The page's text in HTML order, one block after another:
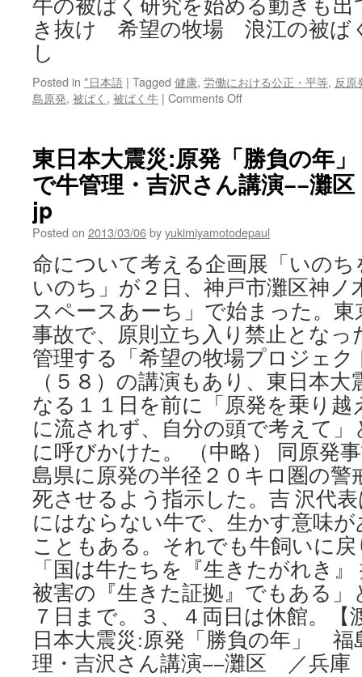
き抜け 希望の牧場 浪江の被ば
し
Posted in *日本語 | Tagged 健康, 労働における公正・平等, 反原
島原発, 被ばく , 被ばく牛 | Comments Offon
抜
け
希
望
場
浪
江
の
被
ば
く
牛
原
発
事
故
の
証
し
via
東
京
新
聞
東日本大震災:原発「勝負の年
で牛管理・吉沢さん講演−−灘
jp
Posted on 2013/03/06byyukimiyamotodepaul
命について考える企画展「いの
いのち」が２日、神戸市灘区神
スペースあーち」で始まった。東
事故で、原則立ち入り禁止となっ
管理する「希望の牧場プロジェ
（５８）の講演もあり、東日本
なる１１日を前に「原発を乗り越
に流されず、自分の頭で考えて
に呼びかけた。 （中略） 同原発
島県に原発の半径２０キロ圏の警
死させるよう指示した。吉 沢代
にはならない牛で、生かす意味
こともある。それでも牛飼いに
「国は牛たちを『生きたがれき
被害の『生きた証拠』でもある
７日まで。３、４両日は休館。【
日本大震災:原発「勝負の年」 福
理・吉沢さん講演−−灘区 ／兵庫